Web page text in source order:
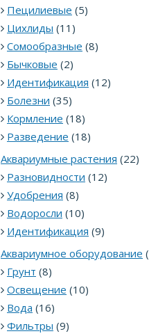
Пецилиевые (5)
Цихлиды (11)
Сомообразные (8)
Бычковые (2)
Идентификация (12)
Болезни (35)
Кормление (18)
Разведение (18)
Аквариумные растения (22)
Разновидности (12)
Удобрения (8)
Водоросли (10)
Идентификация (9)
Аквариумное оборудование
Грунт (8)
Освещение (10)
Вода (16)
Фильтры (9)